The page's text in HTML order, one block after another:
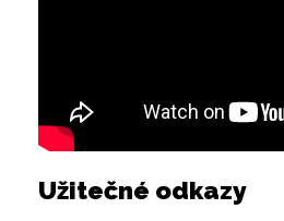
Užitečné odkazy